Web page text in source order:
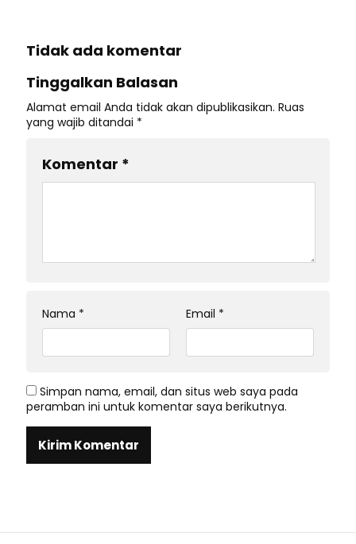
Tidak ada komentar
Tinggalkan Balasan
Alamat email Anda tidak akan dipublikasikan. Ruas
yang wajib ditandai *
Komentar *
Nama * Email *
Simpan nama, email, dan situs web saya pada
peramban ini untuk komentar saya berikutnya.